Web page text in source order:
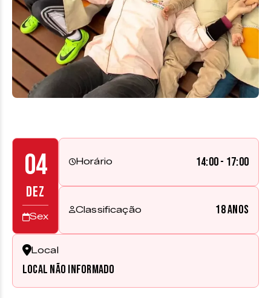
04
DEZ
Sex
Horário 14:00 - 17:00
Classificação 18 anos
Local
Local não informado